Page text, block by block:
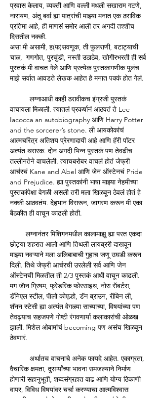
प्रवास केलाय, व्यक्ती आणि वल्ली मधली सखाराम गटणे,
नारायण, अंतू बर्वा ह्या पात्रांची माझ्या मनात एक ठराविक
प्रतिमा आहे, ही माणसं समोर आली तर अगदी तश्शीच
दिसतील नक्की.
असा मी असामी, ह(फ)सवणूक, ती फुलराणी, बटाट्याची
चाळ,  गणगोत, पुरचुंडी, नस्ती उठाठेव, खोगीरभरती ही सर्व
पुस्तकं मी वाचत गेले आणि प्रत्येक पुस्तकागणीक पुलंच
माझे सर्वात आवडते लेखक आहेत हे मनात पक्कं होत गेलं.
वाचायला मिळाली. त्यातलं प्रकर्षानं आठवतं ते Lee
Iacocca an autobiography आणि Harry Potter
and the sorcerer’s stone. ली आयकोकांचं
आत्मचरित्र अतिशय प्रेरणादायी आहे आणि हॅरी पॉटर
अत्यंत थरारक. दोन अगदी भिन्न पुस्तकं पण तेवढीच
तल्लीनतेने वाचलेली. त्याचबरोबर वाचलं होतं जेफ्री
आर्चरचं Kane and Abel आणि जेन ऑस्टेनचं Pride
and Prejudice. ह्या पुस्तकांनी भाषा माझ्या नेहमीच्या
पुस्तकांपेक्षा वेगळी असली तरी मला खिळवून ठेवलं होतं हे
नक्की आठवतंय. देहभान विसरून, जागरण करून मी एका
बैठकीत ही वाचून काढली होती.
छोट्या शहरात आलो आणि तिथली लायब्ररी दाखवून
माझ्या नवऱ्याने मला अलिबाबाची गुहाच जणू उघडी करून
दिली. तिथे जेफ्री आर्चरची उरलेली सर्व आणि जेन
ऑस्टेनची मिळतील ती 2/3 पुस्तकं आधी वाचून काढली.
मग जॅान ग्रिषम, फ्रेडरिक फोरसाइथ, नोरा रॅाबर्टस,
डॅनिएल स्टील, पॅालो कोएल्हो, डॅन ब्राउन, रॅाबिन ली,
शॅनन स्टेसी ह्या अत्यंत वेगळ्या साच्याच्या, विषयांच्या पण
तेवढ्याच सहजपणे गोष्टी रंगवणार्या कलाकारांची ओळख
झाली. मिशेल ओबामांचं becoming पण असंच खिळवून
ठेवणारं.
वैचारिक क्षमता, दुसर्ऱ्यांच्या भावना समजल्याने निर्माण
होणारी सहानुभूती, शब्दसंग्रहात वाढ आणि योग्य ठिकाणी
वापर, विविध विषयांवर चर्चा करण्याचा आत्मविश्वास